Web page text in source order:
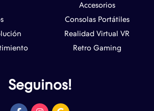
Accesorios
Consolas Portátiles
Realidad Virtual VR
Retro Gaming
Seguinos!